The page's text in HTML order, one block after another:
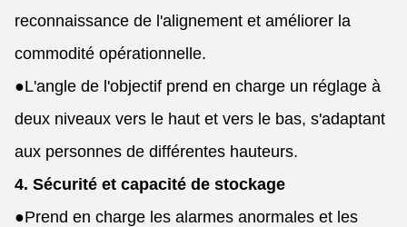
reconnaissance de l'alignement et améliorer la
commodité opérationnelle.
●L'angle de l'objectif prend en charge un réglage à
deux niveaux vers le haut et vers le bas, s'adaptant
aux personnes de différentes hauteurs.
4. Sécurité et capacité de stockage
●Prend en charge les alarmes anormales et les